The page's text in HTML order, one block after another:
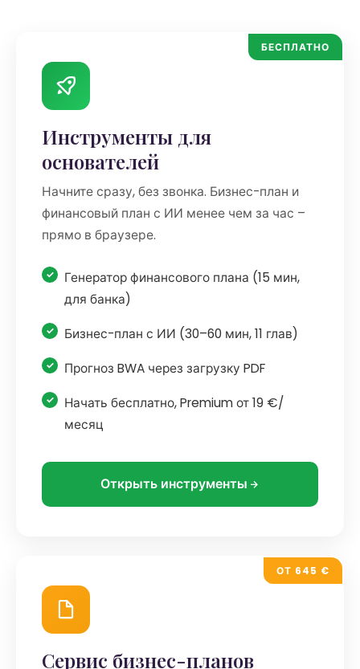
БЕСПЛАТНО
Инструменты для
основателей
Начните сразу, без звонка. Бизнес-план и
финансовый план с ИИ менее чем за час –
прямо в браузере.
Генератор финансового плана (15 мин,
для банка)
Бизнес-план с ИИ (30–60 мин, 11 глав)
Прогноз BWA через загрузку PDF
Начать бесплатно, Premium от 19 €/
месяц
Открыть инструменты
ОТ 645 €
Сервис бизнес-планов